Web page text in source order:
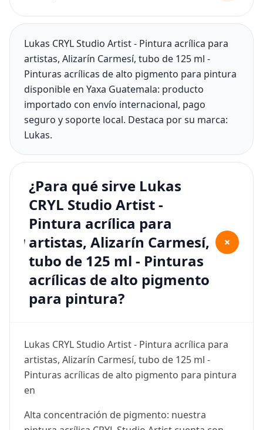
Lukas CRYL Studio Artist - Pintura acrílica para
artistas, Alizarín Carmesí, tubo de 125 ml -
Pinturas acrílicas de alto pigmento para pintura
disponible en Yaxa Guatemala: producto
importado con envío internacional, pago
seguro y soporte local. Destaca por su marca:
Lukas.
¿Para qué sirve Lukas
CRYL Studio Artist -
Pintura acrílica para
artistas, Alizarín Carmesí,
tubo de 125 ml - Pinturas
acrílicas de alto pigmento
para pintura?
+
Lukas CRYL Studio Artist - Pintura acrílica para
artistas, Alizarín Carmesí, tubo de 125 ml -
Pinturas acrílicas de alto pigmento para pintura
en
Alta concentración de pigmento: nuestra